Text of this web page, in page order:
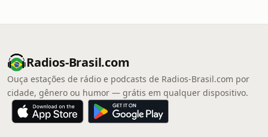
Radios-Brasil.com
Ouça estações de rádio e podcasts de Radios-Brasil.com por
cidade, gênero ou humor — grátis em qualquer dispositivo.